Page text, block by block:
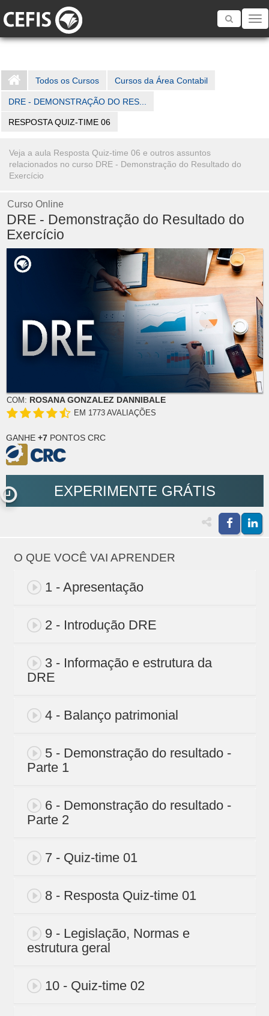
Toggle
Todos os Cursos Cursos da Área Contabil
DRE - DEMONSTRAÇÃO DO RES...
RESPOSTA QUIZ-TIME 06
Veja a aula Resposta Quiz-time 06 e outros assuntos
relacionados no curso DRE - Demonstração do Resultado do
Exercício
Curso Online
DRE - Demonstração do Resultado do
Exercício
COM: ROSANA GONZALEZ DANNIBALE
EM 1773 AVALIAÇÕES
GANHE +7 PONTOS CRC
EXPERIMENTE GRÁTIS
O QUE VOCÊ VAI APRENDER
1 - Apresentação
2 - Introdução DRE
3 - Informação e estrutura da
DRE
4 - Balanço patrimonial
5 - Demonstração do resultado -
Parte 1
6 - Demonstração do resultado -
Parte 2
7 - Quiz-time 01
8 - Resposta Quiz-time 01
9 - Legislação, Normas e
estrutura geral
10 - Quiz-time 02